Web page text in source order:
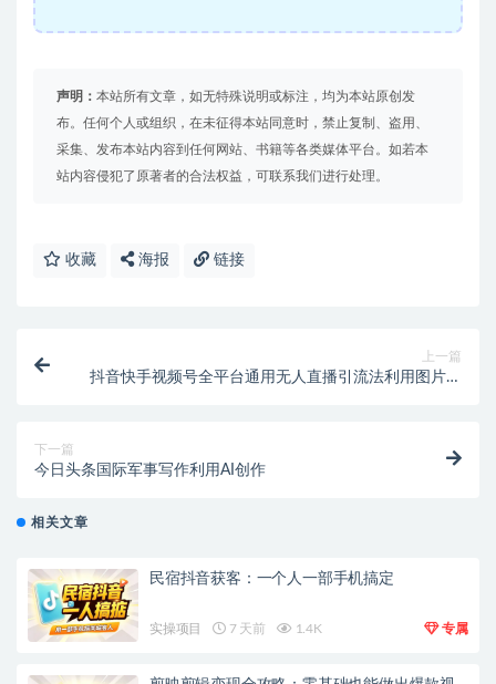
声明： 本站所有文章，如无特殊说明或标注，均为本站原创发
布。任何个人或组织，在未征得本站同意时，禁止复制、盗用、
采集、发布本站内容到任何网站、书籍等各类媒体平台。如若本
站内容侵犯了原著者的合法权益，可联系我们进行处理。
收藏 海报 链接
上一篇
抖音快手视频号全平台通用无人直播引流法利用图片模
下一篇
今日头条国际军事写作利用AI创作
相关文章
民宿抖音获客：一个人一部手机搞定
实操项目 7 天前 1.4K 专属